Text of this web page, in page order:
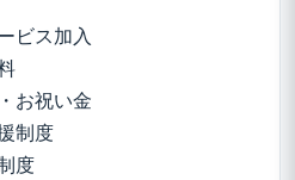
ビス加入
お祝い金
制度
度